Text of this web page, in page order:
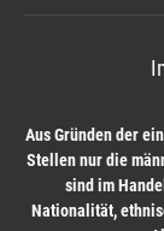
Aus Gründen der
Stellen nur die
sind im
Nationalität,